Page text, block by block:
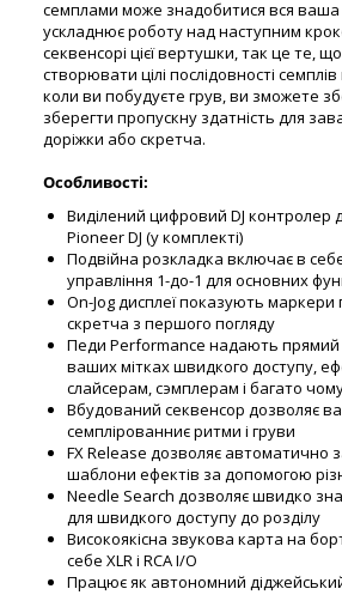
семплами може знадобитися вся
ускладнює роботу над наступним
секвенсорі цієї вертушки, так це те,
створювати цілі послідовності
коли ви побудуєте грув, ви зможете
зберегти пропускну здатність для
доріжки або скретча.
Особливості:
Виділений цифровий DJ контролер
Pioneer DJ (у комплекті)
Подвійна розкладка включає в
управління 1-до-1 для основних
On-Jog дисплеї показують
скретча з першого погляду
Педи Performance надають прямий
ваших мітках швидкого доступу,
слайсерам, сэмплерам і багато
Вбудований секвенсор дозволяє
семплірованниє ритми і груви
FX Release дозволяє автоматично
шаблони ефектів за допомогою
Needle Search дозволяє швидко
для швидкого доступу до розділу
Високоякісна звукова карта на
себе XLR і RCA I/O
Працює як автономний